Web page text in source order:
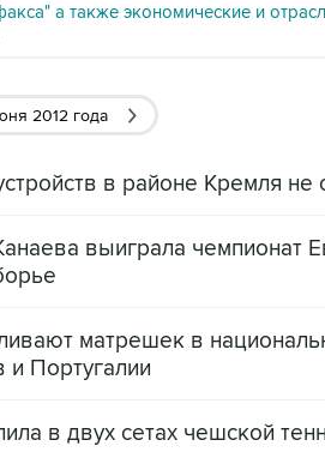
а также экономические и
2012 года
в районе Кремля не
выиграла чемпионат
матрешек в
Португалии
в двух сетах чешской